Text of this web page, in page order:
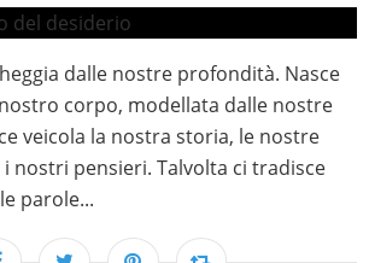
dalle nostre profondità. Nasce
corpo, modellata dalle nostre
veicola la nostra storia, le nostre
nostri pensieri. Talvolta ci tradisce
parole...